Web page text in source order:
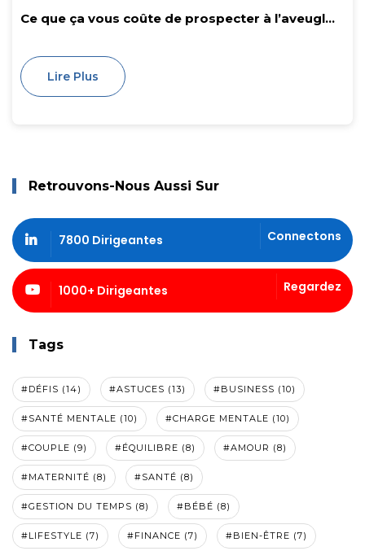
Ce que ça vous coûte de prospecter à l’aveugl...
Lire Plus
Retrouvons-Nous Aussi Sur
7800 Dirigeantes Connectons
1000+ Dirigeantes Regardez
Tags
#DÉFIS (14) #ASTUCES (13) #BUSINESS (10)
#SANTÉ MENTALE (10) #CHARGE MENTALE (10)
#COUPLE (9) #ÉQUILIBRE (8) #AMOUR (8)
#MATERNITÉ (8) #SANTÉ (8)
#GESTION DU TEMPS (8) #BÉBÉ (8)
#LIFESTYLE (7) #FINANCE (7) #BIEN-ÊTRE (7)